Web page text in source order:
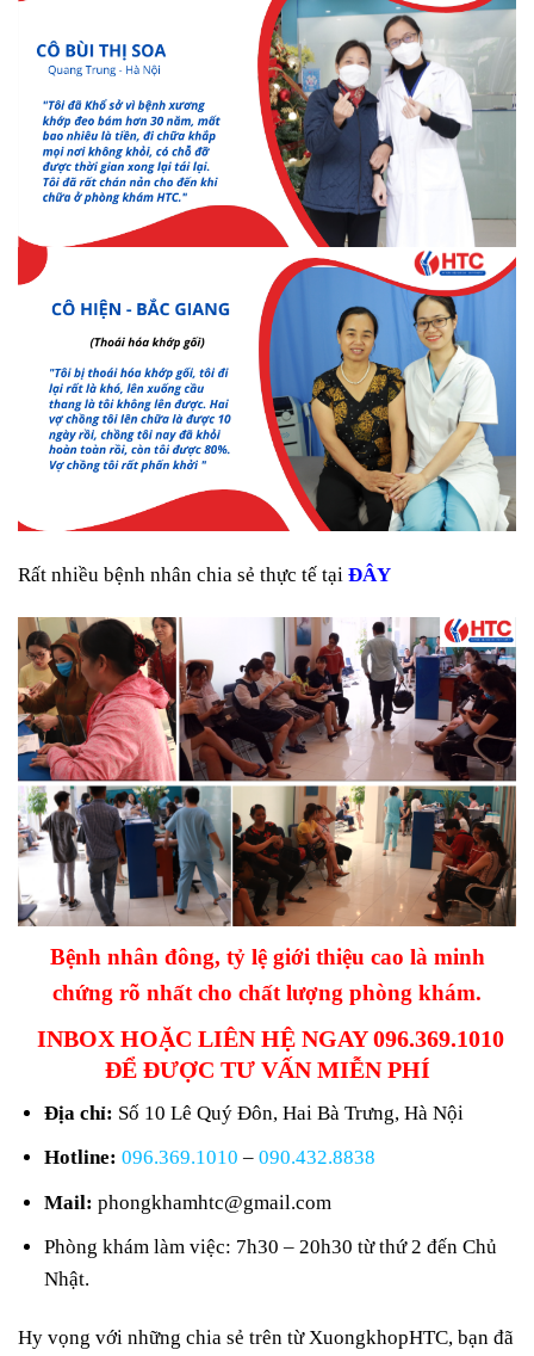
Rất nhiều bệnh nhân chia sẻ thực tế tại ĐÂY
Bệnh nhân đông, tỷ lệ giới thiệu cao là minh
chứng rõ nhất cho chất lượng phòng khám.
INBOX HOẶC LIÊN HỆ NGAY 096.369.1010
ĐỂ ĐƯỢC TƯ VẤN MIỄN PHÍ
Địa chỉ: Số 10 Lê Quý Đôn, Hai Bà Trưng, Hà Nội
Hotline:096.369.1010 –090.432.8838
Mail:phongkhamhtc@gmail.com
Phòng khám làm việc: 7h30 – 20h30 từ thứ 2 đến Chủ
Nhật.
Hy vọng với những chia sẻ trên từ XuongkhopHTC, bạn đã